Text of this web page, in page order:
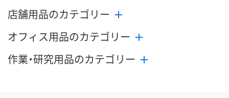
店舗用品のカテゴリー
オフィス用品のカテゴリー
作業・研究用品のカテゴリー